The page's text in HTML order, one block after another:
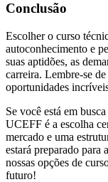
Conclusão
Escolher o curso
autoconhecimento e
suas aptidões, as
carreira. Lembre-se
oportunidades
Se você está em
UCEFF é a escolha
mercado e uma
estará preparado para
nossas opções de
futuro!